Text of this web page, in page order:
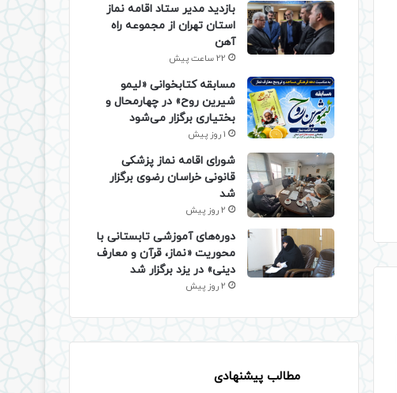
بازدید مدیر ستاد اقامه نماز
استان تهران از مجموعه راه
آهن
22 ساعت پیش
مسابقه کتابخوانی «لیمو
شیرین روح» در چهارمحال و
بختیاری برگزار می‌شود
1 روز پیش
شورای اقامه نماز پزشکی
قانونی خراسان رضوی برگزار
شد
2 روز پیش
دوره‌های آموزشی تابستانی با
محوریت «نماز، قرآن و معارف
دینی» در یزد برگزار شد
2 روز پیش
مطالب پیشنهادی